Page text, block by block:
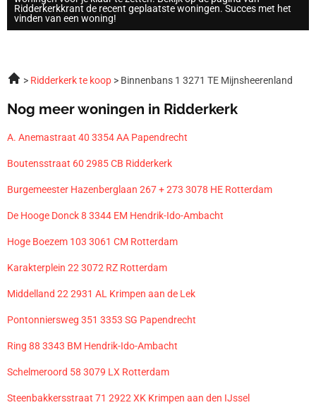
Ridderkerkkrant de recent geplaatste woningen. Succes met het
vinden van een woning!
Ridderkerk te koop Binnenbans 1 3271 TE Mijnsheerenland
Nog meer woningen in Ridderkerk
A. Anemastraat 40 3354 AA Papendrecht
Boutensstraat 60 2985 CB Ridderkerk
Burgemeester Hazenberglaan 267 + 273 3078 HE Rotterdam
De Hooge Donck 8 3344 EM Hendrik-Ido-Ambacht
Hoge Boezem 103 3061 CM Rotterdam
Karakterplein 22 3072 RZ Rotterdam
Middelland 22 2931 AL Krimpen aan de Lek
Pontonniersweg 351 3353 SG Papendrecht
Ring 88 3343 BM Hendrik-Ido-Ambacht
Schelmeroord 58 3079 LX Rotterdam
Steenbakkersstraat 71 2922 XK Krimpen aan den IJssel